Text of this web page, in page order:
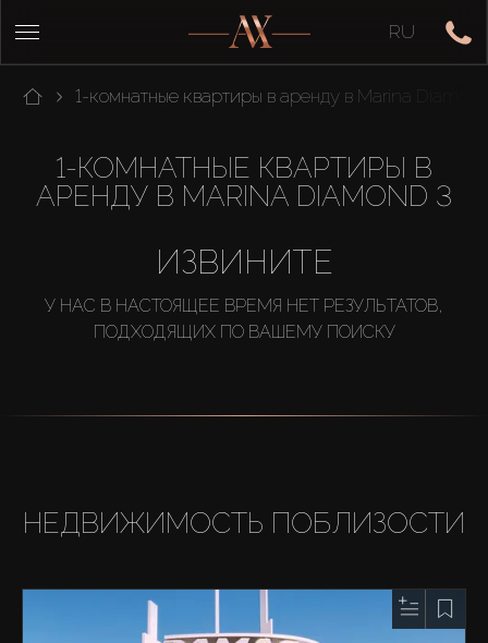
RU
1-комнатные квартиры в аренду в Marina
1-КОМНАТНЫЕ КВАРТИРЫ В
АРЕНДУ В MARINA DIAMOND 3
ИЗВИНИТЕ
У НАС В НАСТОЯЩЕЕ ВРЕМЯ НЕТ РЕЗУЛЬТАТОВ,
ПОДХОДЯЩИХ ПО ВАШЕМУ ПОИСКУ
НЕДВИЖИМОСТЬ ПОБЛИЗОСТИ